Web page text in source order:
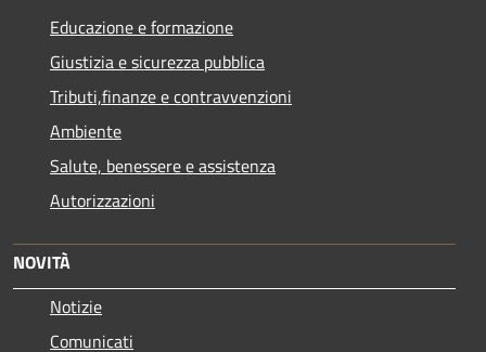
Educazione e formazione
Giustizia e sicurezza pubblica
Tributi,finanze e contravvenzioni
Ambiente
Salute, benessere e assistenza
Autorizzazioni
NOVITÀ
Notizie
Comunicati